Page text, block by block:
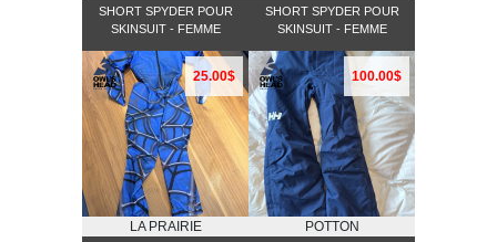
SHORT SPYDER POUR
SKINSUIT - FEMME
SHORT SPYDER POUR
SKINSUIT - FEMME
25.00$
LA PRAIRIE
100.00$
POTTON